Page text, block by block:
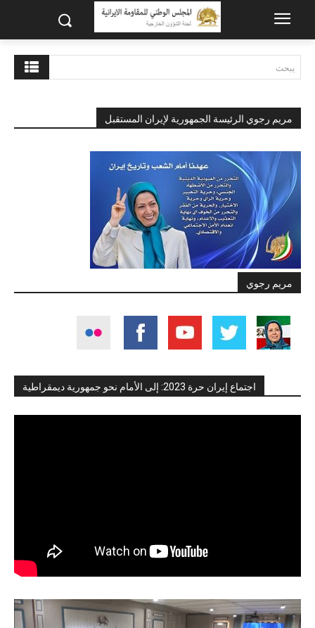
يبحث
مريم رجوي الرئيسة الجمهورية لإيران المستقبل
مريم رجوي
اجتماع إيران حرة 2023: إلى الأمام نحو جمهورية ديمقراطية